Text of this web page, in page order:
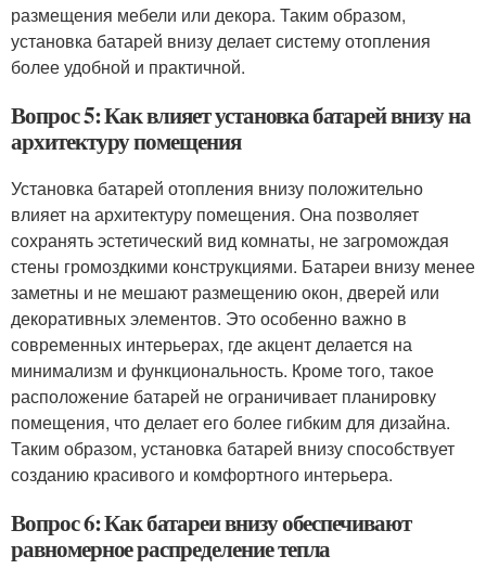
размещения мебели или декора. Таким образом,
установка батарей внизу делает систему отопления
более удобной и практичной.
Вопрос 5: Как влияет установка батарей внизу на
архитектуру помещения
Установка батарей отопления внизу положительно
влияет на архитектуру помещения. Она позволяет
сохранять эстетический вид комнаты, не загромождая
стены громоздкими конструкциями. Батареи внизу менее
заметны и не мешают размещению окон, дверей или
декоративных элементов. Это особенно важно в
современных интерьерах, где акцент делается на
минимализм и функциональность. Кроме того, такое
расположение батарей не ограничивает планировку
помещения, что делает его более гибким для дизайна.
Таким образом, установка батарей внизу способствует
созданию красивого и комфортного интерьера.
Вопрос 6: Как батареи внизу обеспечивают
равномерное распределение тепла